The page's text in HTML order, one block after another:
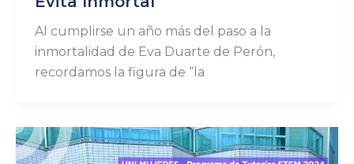
Al cumplirse un año más del paso a la
inmortalidad de Eva Duarte de Perón,
recordamos la figura de “la